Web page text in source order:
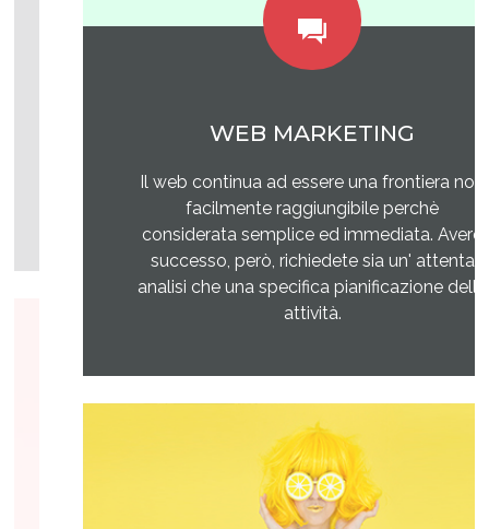
WEB MARKETING
Il web continua ad essere una frontiera non
facilmente raggiungibile perchè
considerata semplice ed immediata. Avere
successo, però, richiedete sia un' attenta
analisi che una specifica pianificazione delle